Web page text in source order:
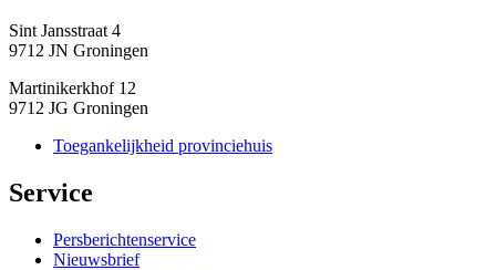
Sint Jansstraat 4
9712 JN Groningen
Martinikerkhof 12
9712 JG Groningen
Toegankelijkheid provinciehuis
Service
Persberichtenservice
Nieuwsbrief